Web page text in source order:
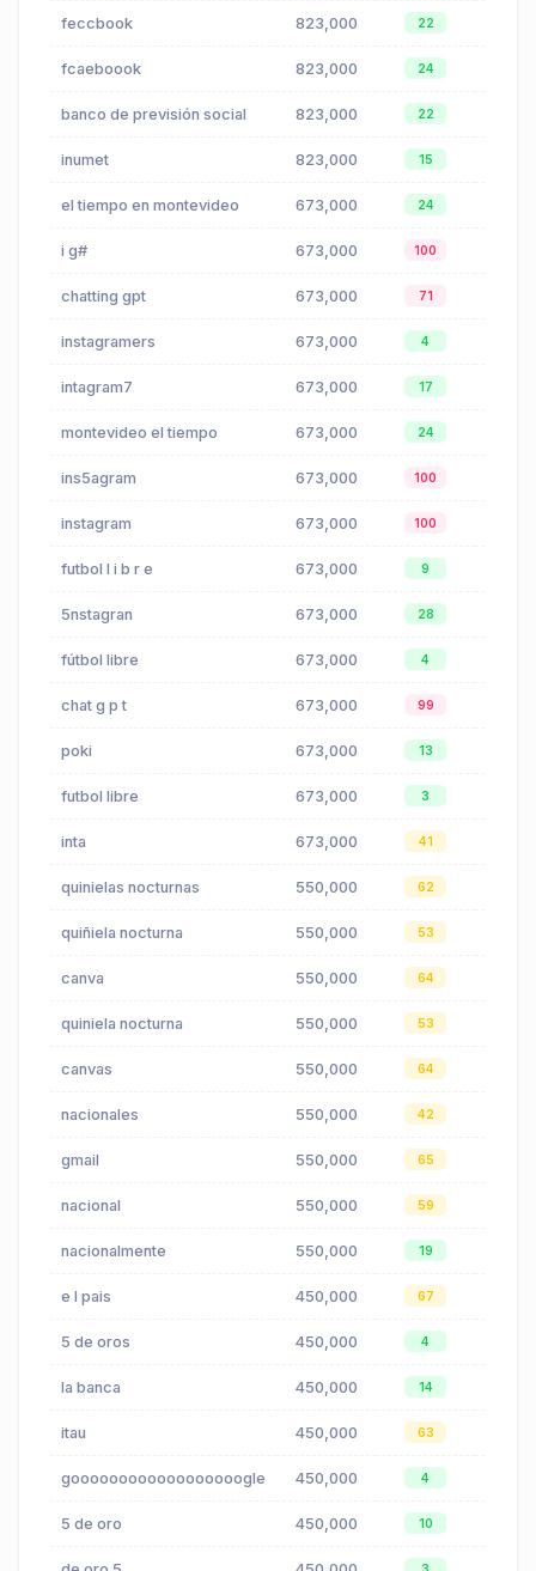
feccbook 823,000 22
fcaeboook 823,000 24
banco de previsión social 823,000 22
inumet 823,000 15
el tiempo en montevideo 673,000 24
i g# 673,000 100
chatting gpt 673,000 71
instagramers 673,000 4
intagram7 673,000 17
montevideo el tiempo 673,000 24
ins5agram 673,000 100
instagram 673,000 100
futbol l i b r e 673,000 9
5nstagran 673,000 28
fútbol libre 673,000 4
chat g p t 673,000 99
poki 673,000 13
futbol libre 673,000 3
inta 673,000 41
quinielas nocturnas 550,000 62
quiñiela nocturna 550,000 53
canva 550,000 64
quiniela nocturna 550,000 53
canvas 550,000 64
nacionales 550,000 42
gmail 550,000 65
nacional 550,000 59
nacionalmente 550,000 19
e l pais 450,000 67
5 de oros 450,000 4
la banca 450,000 14
itau 450,000 63
goooooooooooooooooogle 450,000 4
5 de oro 450,000 10